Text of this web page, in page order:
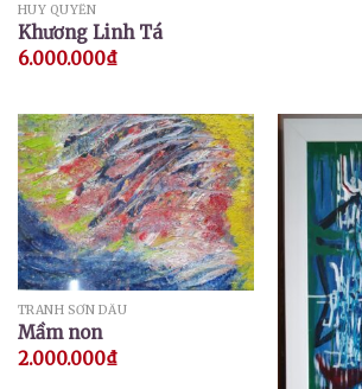
HUY QUYỂN
Khương Linh Tá
6.000.000₫
TRANH SƠN DẦU
Mầm non
2.000.000₫